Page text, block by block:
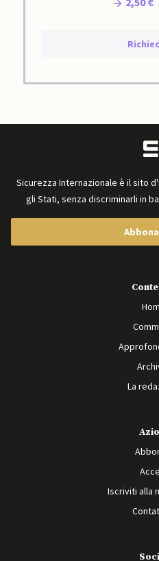
Sicurezza Internazionale è il sito
gli Stati, senza discriminarli in
La
Iscriviti alla